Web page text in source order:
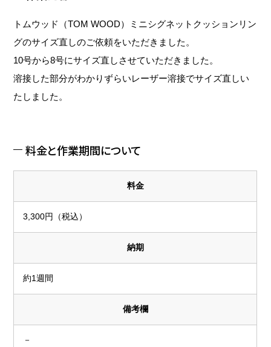
トムウッド（TOM WOOD）ミニシグネットクッションリン
グのサイズ直しのご依頼をいただきました。
10号から8号にサイズ直しさせていただきました。
溶接した部分がわかりずらいレーザー溶接でサイズ直しい
たしました。
料金と作業期間について
料金
3,300円（税込）
納期
約1週間
備考欄
－